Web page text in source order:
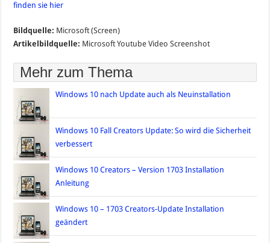
finden sie hier
Bildquelle: Microsoft (Screen)
Artikelbildquelle: Microsoft Youtube Video Screenshot
Mehr zum Thema
Windows 10 nach Update auch als Neuinstallation
Windows 10 Fall Creators Update: So wird die Sicherheit
verbessert
Windows 10 Creators – Version 1703 Installation
Anleitung
Windows 10 – 1703 Creators-Update Installation
geändert